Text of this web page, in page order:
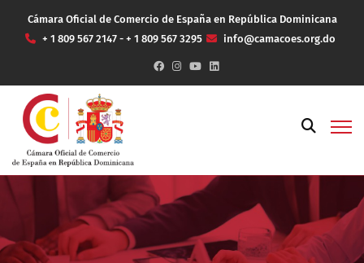
Cámara Oficial de Comercio de España en República Dominicana
+ 1 809 567 2147 - + 1 809 567 3295
info@camacoes.org.do